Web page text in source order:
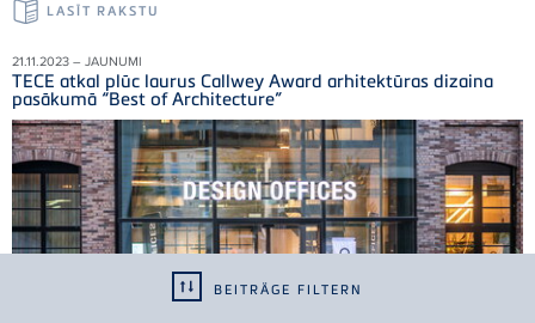
BEITRÄGE FILTERN
LASĪT RAKSTU
21.11.2023 – JAUNUMI
TECE atkal plūc laurus Callwey Award arhitektūras dizaina
pasākumā “Best of Architecture”